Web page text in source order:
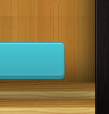
كتب 1978
كتب 1974
كتب 1970